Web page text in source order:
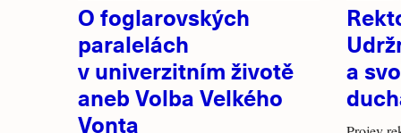
O foglarovských
paralelách
v univerzitním životě
aneb Volba Velkého
Vonta
a